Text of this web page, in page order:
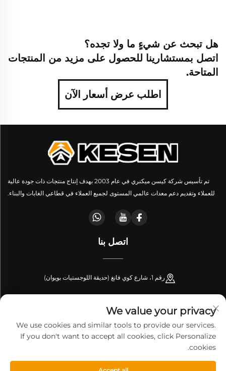
هل تبحث عن شيءٍ ما ولا تجده؟
اتصل بمستشارينا للحصول على مزيد من المنتجات
المتاحة.
اطلب عرض أسعار الآن
تم تأسيس شركة كيسن ميكنري في عام 2003 بهدف إنتاج منتجات ذات جودة عالية
للعملاء وتقديم دعم معدات عالمي المستوى لجميع العملاء في قطاعي الغابات والبناء.
اتصل بنا
رقم 1، شارع كوي فانغ (حديقة اللوجستيات بويوان)
We value your privacy
We use cookies and similar tools to provide our services.
If you don't want to accept all cookies, click Personalize
cookies.